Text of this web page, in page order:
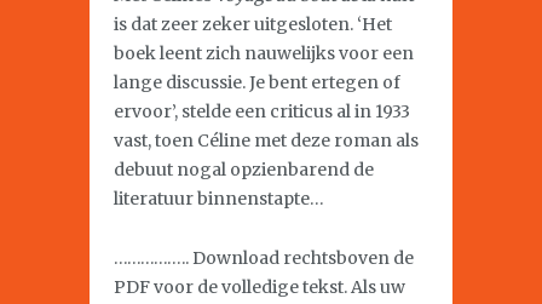
is dat zeer zeker uitgesloten. ‘Het
boek leent zich nauwelijks voor een
lange discussie. Je bent ertegen of
ervoor’, stelde een criticus al in 1933
vast, toen Céline met deze roman als
debuut nogal opzienbarend de
literatuur binnenstapte…
…………….. Download rechtsboven de
PDF voor de volledige tekst. Als uw